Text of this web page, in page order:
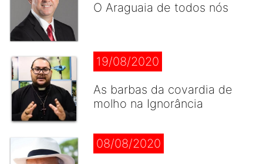
O Araguaia de todos nós
19/08/2020
As barbas da covardia de
molho na Ignorância
08/08/2020